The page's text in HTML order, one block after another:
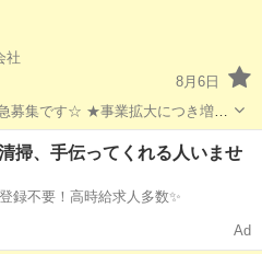
社
8月6日
拡大につき増員
したい方もご相談下さい。 仕事
清掃
掃、手伝ってくれる人いませ
日給例1万円〜 / 登録不要！高時給求人多数✨
Ad